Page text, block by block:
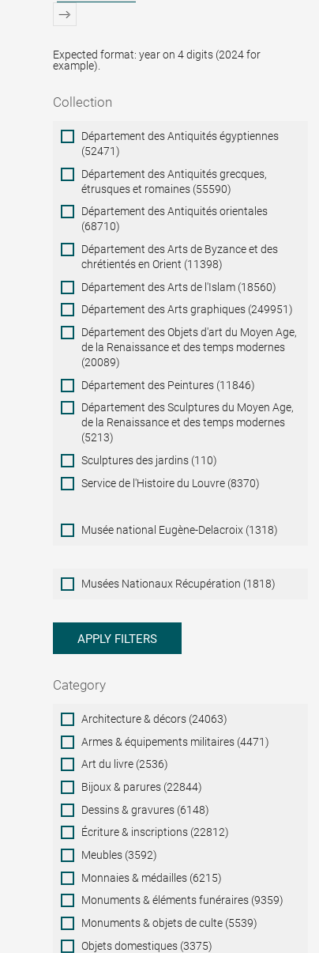
Expected format: year on 4 digits (2024 for
example).
Collection
Collection
Département des Antiquités égyptiennes
(52471)
Département des Antiquités grecques,
étrusques et romaines (55590)
Département des Antiquités orientales
(68710)
Département des Arts de Byzance et des
chrétientés en Orient (11398)
Département des Arts de l'Islam (18560)
Département des Arts graphiques (249951)
Département des Objets d'art du Moyen Age,
de la Renaissance et des temps modernes
(20089)
Département des Peintures (11846)
Département des Sculptures du Moyen Age,
de la Renaissance et des temps modernes
(5213)
Sculptures des jardins (110)
Service de l'Histoire du Louvre (8370)
Musée national Eugène-Delacroix (1318)
Musées
Nationaux
Musées Nationaux Récupération (1818)
APPLY FILTERS
Category
Category
Architecture & décors (24063)
Armes & équipements militaires (4471)
Art du livre (2536)
Bijoux & parures (22844)
Dessins & gravures (6148)
Écriture & inscriptions (22812)
Meubles (3592)
Monnaies & médailles (6215)
Monuments & éléments funéraires (9359)
Monuments & objets de culte (5539)
Objets domestiques (3375)